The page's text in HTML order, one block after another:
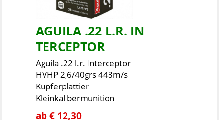
AGUILA .22 L.R. IN
TERCEPTOR
Aguila .22 l.r. Interceptor
HVHP 2,6/40grs 448m/s
Kupferplattier
Kleinkalibermunition
ab € 12,30